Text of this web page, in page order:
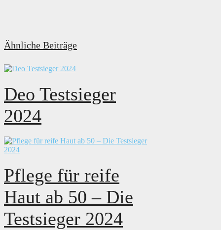
Ähnliche Beiträge
Deo Testsieger
2024
Pflege für reife
Haut ab 50 – Die
Testsieger 2024